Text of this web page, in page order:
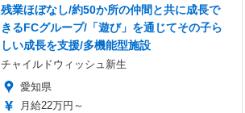
残業ほぼなし/約50か所の仲間と共に成長で
きるFCグループ/「遊び」を通じてその子ら
しい成長を支援/多機能型施設
チャイルドウィッシュ新生
愛知県
月給22万円～